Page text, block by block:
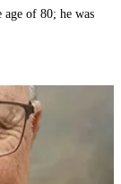
age of 80; he was